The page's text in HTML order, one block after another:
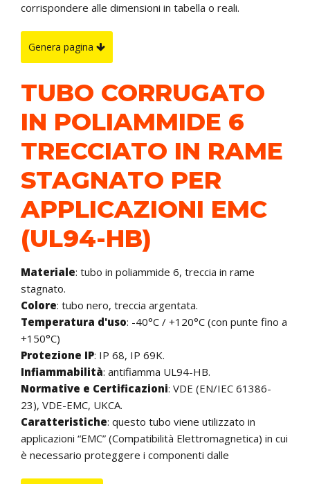
corrispondere alle dimensioni in tabella o reali.
Genera pagina
TUBO CORRUGATO
IN POLIAMMIDE 6
TRECCIATO IN RAME
STAGNATO PER
APPLICAZIONI EMC
(UL94-HB)
Materiale: tubo in poliammide 6, treccia in rame
stagnato.
Colore: tubo nero, treccia argentata.
Temperatura d'uso: -40°C / +120°C (con punte fino a
+150°C)
Protezione IP: IP 68, IP 69K.
Infiammabilità: antifiamma UL94-HB.
Normative e Certificazioni: VDE (EN/IEC 61386-
23), VDE-EMC, UKCA.
Caratteristiche: questo tubo viene utilizzato in
applicazioni “EMC” (Compatibilità Elettromagnetica) in cui
è necessario proteggere i componenti dalle